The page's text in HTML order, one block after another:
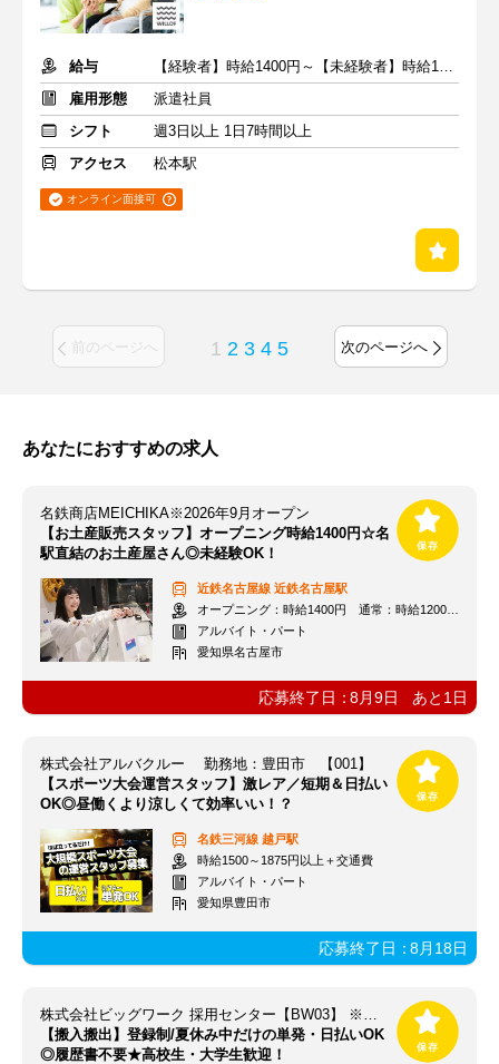
給与
【経験者】時給1400円～【未経験者】時給1300円～ ＋交通費
雇用形態
派遣社員
シフト
週3日以上 1日7時間以上
アクセス
松本駅
オンライン面接可
前のページへ 1 2 3 4 5 次のページへ
あなたにおすすめの求人
名鉄商店MEICHIKA※2026年9月オープン
【お土産販売スタッフ】オープニング時給1400円☆名
駅直結のお土産屋さん◎未経験OK！
近鉄名古屋線 近鉄名古屋駅
オープニング：時給1400円 通常：時給1200円～＋交通費全額支給
アルバイト・パート
愛知県名古屋市
応募終了日：8月9日 あと 1 日
株式会社アルバクルー 勤務地：豊田市 【001】
【スポーツ大会運営スタッフ】激レア／短期＆日払い
OK◎昼働くより涼しくて効率いい！？
名鉄三河線 越戸駅
時給1500～1875円以上＋交通費
アルバイト・パート
愛知県豊田市
応募終了日：8月18日
株式会社ビッグワーク 採用センター【BW03】 ※立川エリア
【搬入搬出】登録制/夏休み中だけの単発・日払いOK
◎履歴書不要★高校生・大学生歓迎！